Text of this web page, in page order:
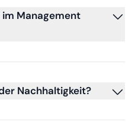
Management
Nachhaltigkeit?